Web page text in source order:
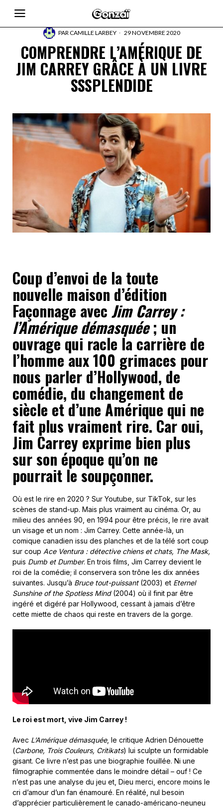
PARCAMILLE LARBEY 29 NOVEMBRE 2020
COMPRENDRE L’AMÉRIQUE DE
JIM CARREY GRÂCE À UN LIVRE
SSSPLENDIDE
Coup d’envoi de la toute
nouvelle maison d’édition
Façonnage avec Jim Carrey :
l’Amérique démasquée; un
ouvrage qui racle la carrière de
l’homme aux 100 grimaces pour
nous parler d’Hollywood, de
comédie, du changement de
siècle et d’une Amérique qui ne
fait plus vraiment rire. Car oui,
Jim Carrey exprime bien plus
sur son époque qu’on ne
pourrait le soupçonner.
Où est le rire en 2020 ? Sur Youtube, sur TikTok, sur les
scènes de stand-up. Mais plus vraiment au cinéma. Or, au
milieu des années 90, en 1994 pour être précis, le rire avait
un visage et un nom : Jim Carrey. Cette année-là, un
comique canadien issu des planches et de la télé sort coup
sur coup Ace Ventura : détective chiens et chats, The Mask,
puis Dumb et Dumber. En trois films, Jim Carrey devient le
roi de la comédie; il conservera son trône les dix années
suivantes. Jusqu’à Bruce tout-puissant (2003) et Eternel
Sunshine of the Spotless Mind (2004) où il finit par être
ingéré et digéré par Hollywood, cessant à jamais d’être
cette miette de chaos qui reste en travers de la gorge.
Le roi est mort, vive Jim Carrey !
Avec L’Amérique démasquée, le critique Adrien Dénouette
(Carbone, Trois Couleurs, Critikats) lui sculpte un formidable
gisant. Ce livre n’est pas une biographie fouillée. Ni une
filmographie commentée dans le moindre détail – ouf ! Ce
n’est pas une analyse du jeu et, Dieu merci, encore moins le
cri d’amour d’un fan énamouré. En réalité, nul besoin
d’apprécier particulièrement le canado-américano-neuneu